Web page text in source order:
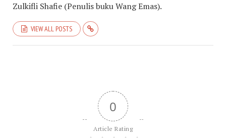
Zulkifli Shafie (Penulis buku Wang Emas).
VIEW ALL POSTS
0
Article Rating